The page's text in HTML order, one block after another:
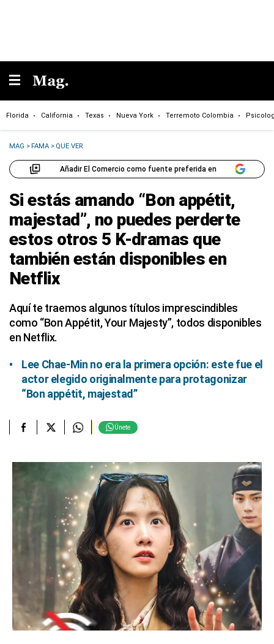
Florida California Texas Nueva York Terremoto Colombia
MAG >FAMA > QUE VER
Añadir El Comercio como fuente preferida en
Si estás amando “Bon appétit,
majestad”, no puedes perderte
estos otros 5 K-dramas que
también están disponibles en
Netflix
Aquí te traemos algunos títulos imprescindibles
como “Bon Appétit, Your Majesty”, todos disponibles
en Netflix.
Lee Chae-Min no era la primera opción: este fue el
actor elegido originalmente para protagonizar
“Bon appétit, majestad”
Únete